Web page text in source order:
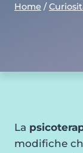
Home /
La
modifiche